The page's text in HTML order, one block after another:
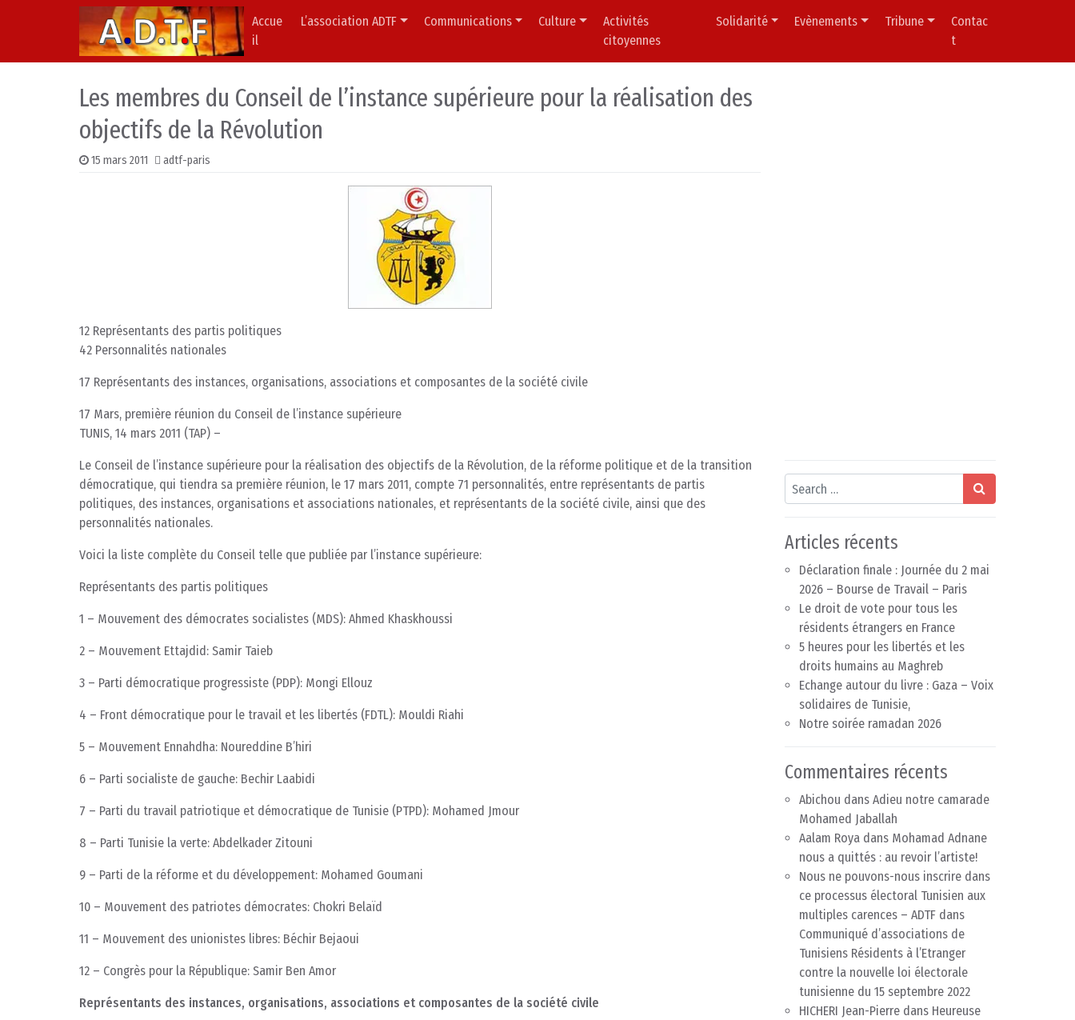
Skip to content
Main Navigation
Accue
il
L’association ADTF Communications Culture
Activités
citoyennes
Solidarité Evènements Tribune
Contac
t
Les membres du Conseil de l’instance supérieure pour la réalisation des
objectifs de la Révolution
15 mars 2011 adtf-paris
12 Représentants des partis politiques
42 Personnalités nationales
17 Représentants des instances, organisations, associations et composantes de la société civile
17 Mars, première réunion du Conseil de l’instance supérieure
TUNIS, 14 mars 2011 (TAP) –
Le Conseil de l’instance supérieure pour la réalisation des objectifs de la Révolution, de la réforme politique et de la transition
démocratique, qui tiendra sa première réunion, le 17 mars 2011, compte 71 personnalités, entre représentants de partis
politiques, des instances, organisations et associations nationales, et représentants de la société civile, ainsi que des
personnalités nationales.
Voici la liste complète du Conseil telle que publiée par l’instance supérieure:
Représentants des partis politiques
1 – Mouvement des démocrates socialistes (MDS): Ahmed Khaskhoussi
2 – Mouvement Ettajdid: Samir Taieb
3 – Parti démocratique progressiste (PDP): Mongi Ellouz
4 – Front démocratique pour le travail et les libertés (FDTL): Mouldi Riahi
5 – Mouvement Ennahdha: Noureddine B’hiri
6 – Parti socialiste de gauche: Bechir Laabidi
7 – Parti du travail patriotique et démocratique de Tunisie (PTPD): Mohamed Jmour
8 – Parti Tunisie la verte: Abdelkader Zitouni
9 – Parti de la réforme et du développement: Mohamed Goumani
10 – Mouvement des patriotes démocrates: Chokri Belaïd
11 – Mouvement des unionistes libres: Béchir Bejaoui
12 – Congrès pour la République: Samir Ben Amor
Représentants des instances, organisations, associations et composantes de la société civile
Search
Articles récents
Déclaration finale : Journée du 2 mai
2026 – Bourse de Travail – Paris
Le droit de vote pour tous les
résidents étrangers en France
5 heures pour les libertés et les
droits humains au Maghreb
Echange autour du livre : Gaza – Voix
solidaires de Tunisie,
Notre soirée ramadan 2026
Commentaires récents
Abichou dans Adieu notre camarade
Mohamed Jaballah
Aalam Roya dans Mohamad Adnane
nous a quittés : au revoir l’artiste!
Nous ne pouvons-nous inscrire dans
ce processus électoral Tunisien aux
multiples carences – ADTF dans
Communiqué d’associations de
Tunisiens Résidents à l’Etranger
contre la nouvelle loi électorale
tunisienne du 15 septembre 2022
HICHERI Jean-Pierre dans Heureuse